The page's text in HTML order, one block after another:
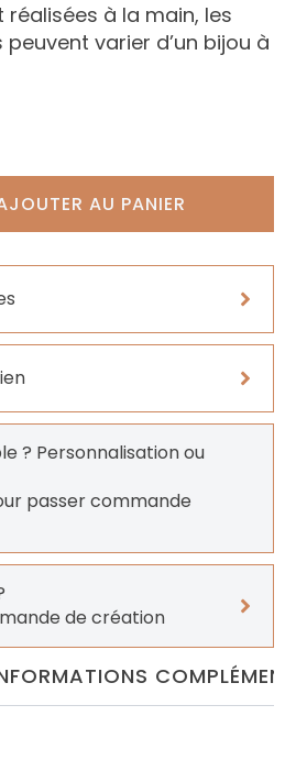
réalisées à la main, les
varier d’un bijou à
AU PANIER
? Personnalisation ou
passer commande
de création